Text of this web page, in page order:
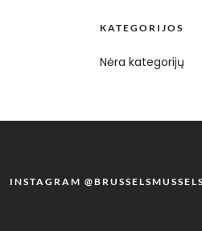
KATEGORIJOS
Nėra kategorijų
INSTAGRAM